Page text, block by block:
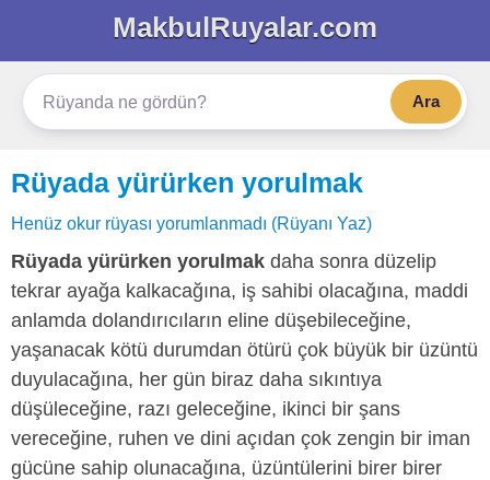
MakbulRuyalar.com
Ara
Rüyada yürürken yorulmak
Henüz okur rüyası yorumlanmadı (Rüyanı Yaz)
Rüyada yürürken yorulmak daha sonra düzelip
tekrar ayağa kalkacağına, iş sahibi olacağına, maddi
anlamda dolandırıcıların eline düşebileceğine,
yaşanacak kötü durumdan ötürü çok büyük bir üzüntü
duyulacağına, her gün biraz daha sıkıntıya
düşüleceğine, razı geleceğine, ikinci bir şans
vereceğine, ruhen ve dini açıdan çok zengin bir iman
gücüne sahip olunacağına, üzüntülerini birer birer